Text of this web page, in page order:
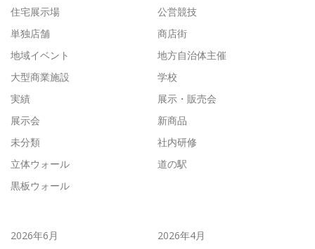
住宅展示場
公営競技
単独店舗
商店街
地域イベント
地方自治体主催
大型商業施設
学校
実績
展示・販売会
展示会
新商品
未分類
社内研修
立体ウォール
道の駅
黒板ウォール
2026年6月
2026年4月